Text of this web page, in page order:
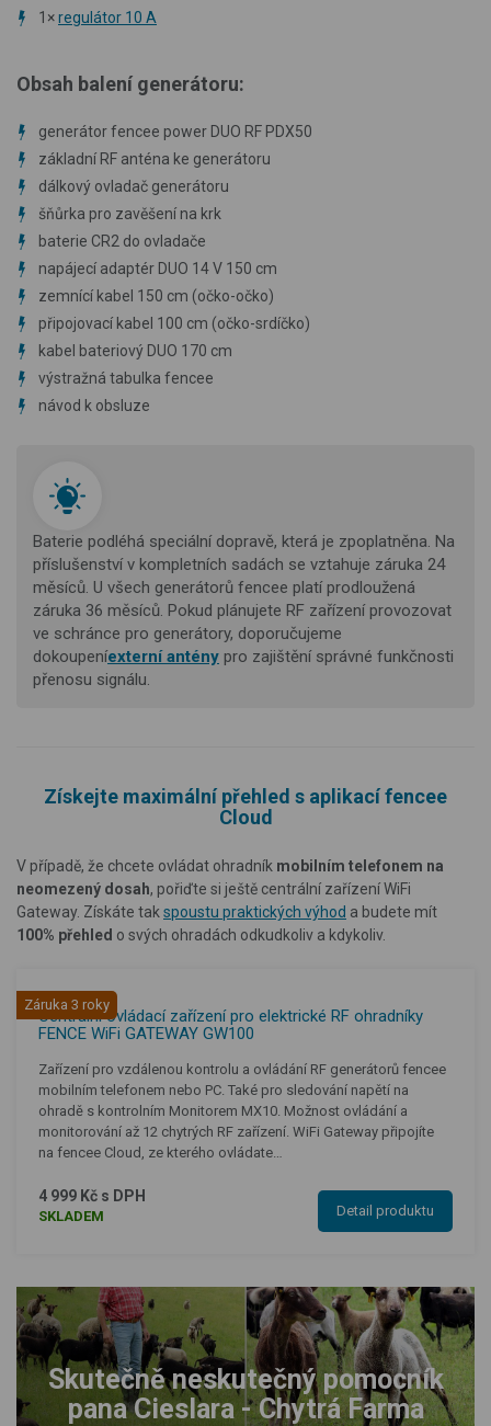
1×regulátor 10 A
Obsah balení generátoru:
generátor fencee power DUO RF PDX50
základní RF anténa ke generátoru
dálkový ovladač generátoru
šňůrka pro zavěšení na krk
baterie CR2 do ovladače
napájecí adaptér DUO 14 V 150 cm
zemnící kabel 150 cm (očko-očko)
připojovací kabel 100 cm (očko-srdíčko)
kabel bateriový DUO 170 cm
výstražná tabulka fencee
návod k obsluze
Baterie podléhá speciální dopravě, která je zpoplatněna. Na
příslušenství v kompletních sadách se vztahuje záruka 24
měsíců. U všech generátorů fencee platí prodloužená
záruka 36 měsíců. Pokud plánujete RF zařízení provozovat
ve schránce pro generátory, doporučujeme
dokoupeníexterní antény pro zajištění správné funkčnosti
přenosu signálu.
Získejte maximální přehled s aplikací fencee
Cloud
V případě, že chcete ovládat ohradník mobilním telefonem na
neomezený dosah, pořiďte si ještě centrální zařízení WiFi
Gateway. Získáte tak spoustu praktických výhod a budete mít
100% přehled o svých ohradách odkudkoliv a kdykoliv.
Záruka 3 roky
Centrální ovládací zařízení pro elektrické RF ohradníky
FENCE WiFi GATEWAY GW100
Zařízení pro vzdálenou kontrolu a ovládání RF generátorů fencee
mobilním telefonem nebo PC. Také pro sledování napětí na
ohradě s kontrolním Monitorem MX10. Možnost ovládání a
monitorování až 12 chytrých RF zařízení. WiFi Gateway připojíte
na fencee Cloud, ze kterého ovládate…
4 999 Kč s DPH
SKLADEM Detail produktu
Skutečně neskutečný pomocník
pana Cieslara - Chytrá Farma